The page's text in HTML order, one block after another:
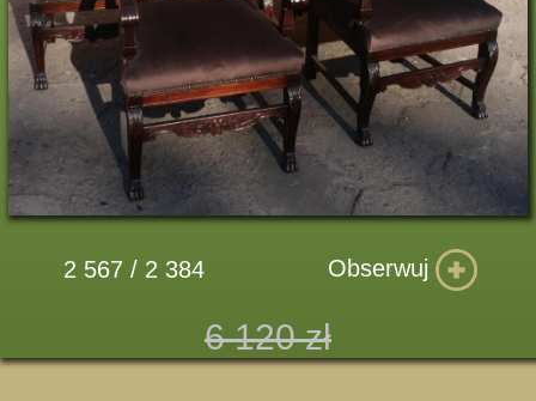
2 567 / 2 384 Obserwuj
6 120 zł